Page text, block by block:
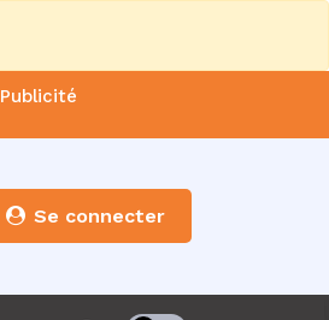
Publicité
Se connecter